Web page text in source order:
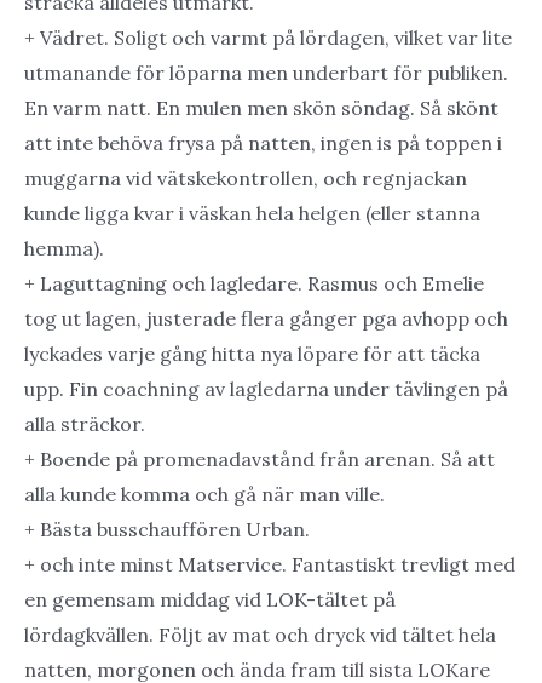
+ Vädret. Soligt och varmt på lördagen, vilket var lite
utmanande för löparna men underbart för publiken.
En varm natt. En mulen men skön söndag. Så skönt
att inte behöva frysa på natten, ingen is på toppen i
muggarna vid vätskekontrollen, och regnjackan
kunde ligga kvar i väskan hela helgen (eller stanna
hemma).
+ Laguttagning och lagledare. Rasmus och Emelie
tog ut lagen, justerade flera gånger pga avhopp och
lyckades varje gång hitta nya löpare för att täcka
upp. Fin coachning av lagledarna under tävlingen på
alla sträckor.
+ Boende på promenadavstånd från arenan. Så att
alla kunde komma och gå när man ville.
+ Bästa busschauffören Urban.
+ och inte minst Matservice. Fantastiskt trevligt med
en gemensam middag vid LOK-tältet på
lördagkvällen. Följt av mat och dryck vid tältet hela
natten, morgonen och ända fram till sista LOKare